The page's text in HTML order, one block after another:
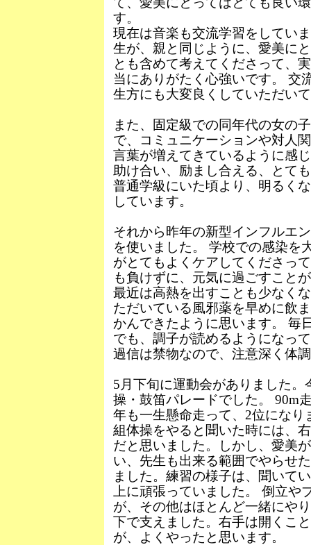
す。
現在は音楽も交流学習をしてい
生が、親と同じように、愛美に
とも含めて考えてくださって、
当にありがたく心強いです。 交
生方にも大変良くしていただい
また、固定級での同年代の女の
で、コミュニケーションや対人
言葉が増えてきているように感
助け合い、励まし合える、とて
普通学級にいた頃より、明るく
しています。
それから昨年の新型インフルエ
を使いました。 学校での感染を
がとてもよくケアしてくださっ
も負けずに、元気に過ごすこと
最近は高熱を出すことも少なく
ただいている風邪薬を早めに飲
かんできたように思います。 毎
でも、調子が読めるようになっ
過信は禁物なので、注意深く体
5月下旬に運動会がありました
操・鼓笛パレードでした。 90m
年も一生懸命走って、2位になり
組体操をやると聞いた時には、
だと思いました。しかし、愛美
い、先生も出来る範囲でやらせ
ました。練習の様子は、聞いて
上に頑張っていました。 倒立
が、その他はほとんど一緒にや
下で支えました。右手は開くこ
が、よくやったと思います。